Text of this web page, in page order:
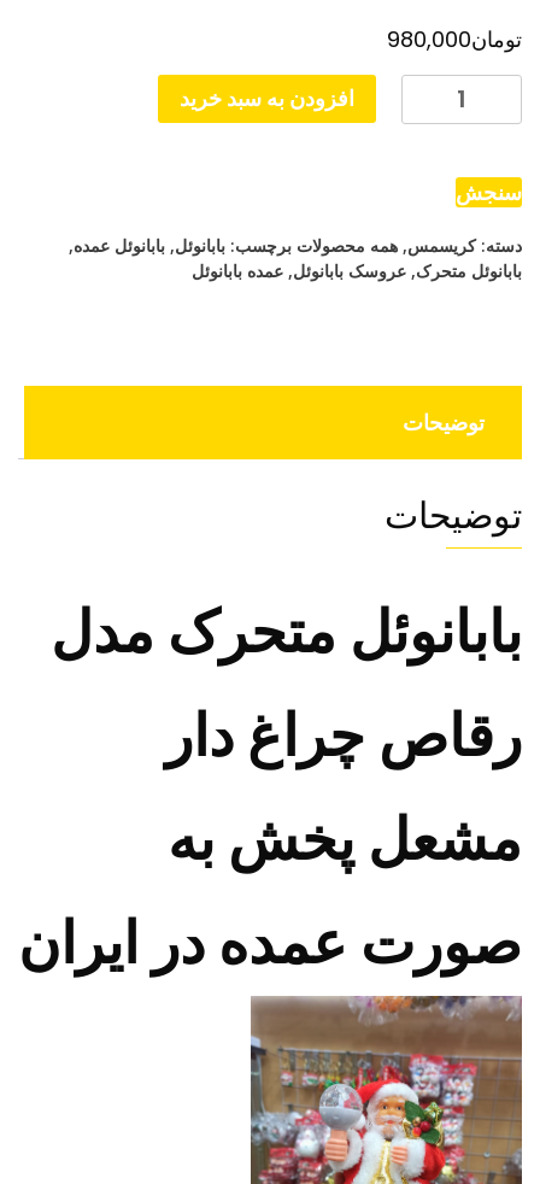
تومان980,000
بابانوئل
متحرک
رقاص
دار
مشعل
افزودن به سبد خرید
سنجش
دسته:کریسمس, همه محصولات برچسب: بابانوئل, بابانوئل عمده,
بابانوئل متحرک, عروسک بابانوئل, عمده بابانوئل
توضیحات
توضیحات
بابانوئل متحرک مدل
رقاص چراغ دار
مشعل پخش به
صورت عمده در ایران